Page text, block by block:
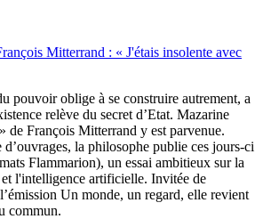
Mitterrand : « J'étais insolente avec
pouvoir oblige à se construire autrement, a
relève du secret d’Etat. Mazarine
de François Mitterrand y est parvenue.
la philosophe publie ces jours-ci
Flammarion), un essai ambitieux sur la
l'intelligence artificielle. Invitée de
Un monde, un regard, elle revient
commun.